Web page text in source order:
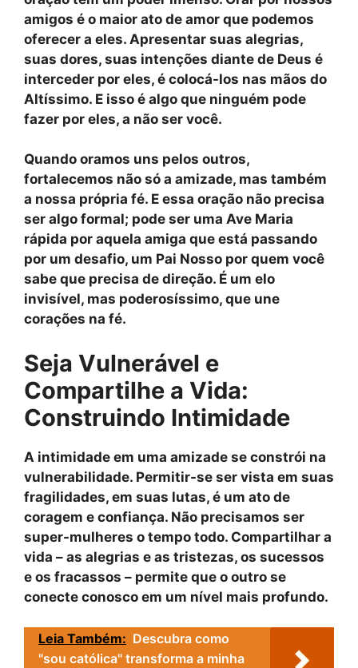
amigos é o maior ato de amor que podemos
oferecer a eles. Apresentar suas alegrias,
suas dores, suas intenções diante de Deus é
interceder por eles, é colocá-los nas mãos do
Altíssimo. E isso é algo que ninguém pode
fazer por eles, a não ser você.
Quando oramos uns pelos outros,
fortalecemos não só a amizade, mas também
a nossa própria fé. E essa oração não precisa
ser algo formal; pode ser uma Ave Maria
rápida por aquela amiga que está passando
por um desafio, um Pai Nosso por quem você
sabe que precisa de direção. É um elo
invisível, mas poderosíssimo, que une
corações na fé.
Seja Vulnerável e
Compartilhe a Vida:
Construindo Intimidade
A intimidade em uma amizade se constrói na
vulnerabilidade. Permitir-se ser vista em suas
fragilidades, em suas lutas, é um ato de
coragem e confiança. Não precisamos ser
super-mulheres o tempo todo. Compartilhar a
vida – as alegrias e as tristezas, os sucessos
e os fracassos – permite que o outro se
conecte conosco em um nível mais profundo.
Leia Também: Descubra como
"sou católica" transforma a minha